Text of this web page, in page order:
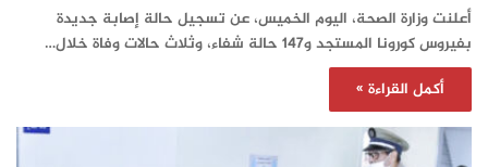
أعلنت وزارة الصحة، اليوم الخميس، عن تسجيل حالة إصابة جديدة
بفيروس كورونا المستجد و147 حالة شفاء، وثلاث حالات وفاة خلال…
أكمل القراءة »